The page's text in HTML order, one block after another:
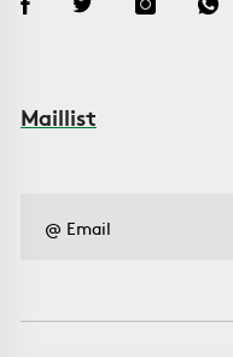
Maillist